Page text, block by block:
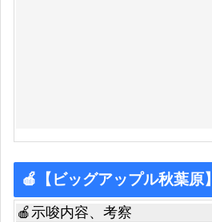
🍎【ビッグアップル秋葉原】
🍎示唆内容、考察